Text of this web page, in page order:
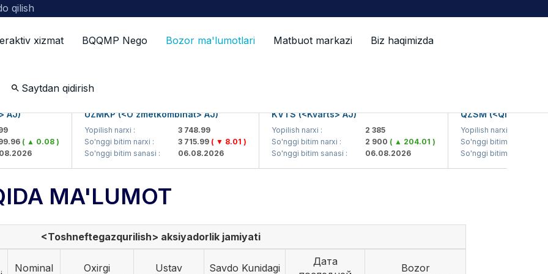
qilish
xizmat BQQMP Nego Bozor ma'lumotlari Matbuot markazi Biz haqimizda
Saytdan qidirish
( ▲ 0.08 )
UZMKP (<O'zmetkombinat> AJ)
Yopilish narxi :
3 748.99
So'nggi bitim narxi :
3 715.99( ▼ 8.01 )
So'nggi bitim sanasi :
06.08.2026
KVTS (<Kvarts> AJ)
Yopilish narxi :
2 385
So'nggi bitim narxi :
2 900( ▲ 204.01 )
So'nggi bitim sanasi :
06.08.2026
QZSM
Yopilish narxi :
So'nggi bitim narxi :
So'nggi bitim sanasi :
MA'LUMOT
<Toshneftegazqurilish> aksiyadorlik jamiyati
Nominal
Oxirgi
Ustav
Savdo Kunidagi
Дата
Bozor